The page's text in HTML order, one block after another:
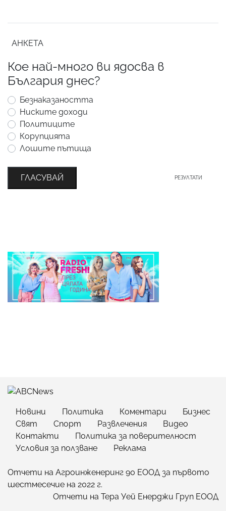
АНКЕТА
Кое най-много ви ядосва в
България днес?
Безнаказаността
Ниските доходи
Политиците
Корупцията
Лошите пътища
ГЛАСУВАЙ РЕЗУЛТАТИ
Новини Политика Коментари
Бизнес
Свят
Спорт Развлечения
Видео
Контакти
Политика за поверителност
Условия за ползване
Реклама
Отчети на Агроинженеринг 90 ЕООД за първото
шестмесечие на 2022 г.
Отчети на Тера Уей Енерджи Груп ЕООД